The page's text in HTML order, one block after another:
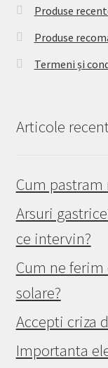
Produse
Produse
Termeni și
Articole
Cum pastram
Arsuri
ce intervin?
Cum ne
solare?
Accepti criza
Importanta